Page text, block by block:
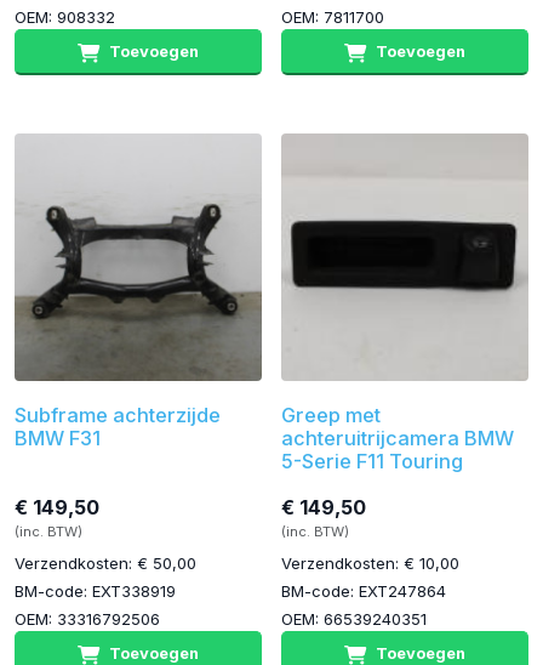
OEM: 908332
Toevoegen
OEM: 7811700
Toevoegen
Subframe achterzijde
BMW F31
€ 149,50
(inc. BTW)
Verzendkosten: € 50,00
BM-code: EXT338919
OEM: 33316792506
Toevoegen
Greep met
achteruitrijcamera BMW
5-Serie F11 Touring
€ 149,50
(inc. BTW)
Verzendkosten: € 10,00
BM-code: EXT247864
OEM: 66539240351
Toevoegen